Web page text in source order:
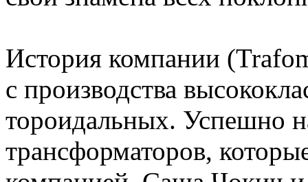
История компании
с производства
тороидальных. Успешно
трансформаторов,